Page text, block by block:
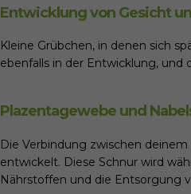
Entwicklung von Gesicht
Kleine Grübchen, in denen sich
ebenfalls in der Entwicklung, und
Plazentagewebe und
Die Verbindung zwischen
entwickelt. Diese Schnur wird
Nährstoffen und die Entsorgung